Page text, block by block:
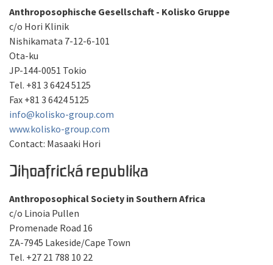
Anthroposophische Gesellschaft - Kolisko Gruppe
c/o Hori Klinik
Nishikamata 7-12-6-101
Ota-ku
JP-144-0051 Tokio
Tel. +81 3 6424 5125
Fax +81 3 6424 5125
info@kolisko-group.com
www.kolisko-group.com
Contact: Masaaki Hori
Jihoafrická republika
Anthroposophical Society in Southern Africa
c/o Linoia Pullen
Promenade Road 16
ZA-7945 Lakeside/Cape Town
Tel. +27 21 788 10 22